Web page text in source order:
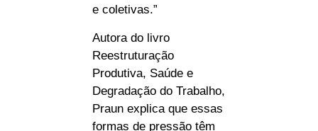
e coletivas.”
Autora do livro
Reestruturação
Produtiva, Saúde e
Degradação do Trabalho,
Praun explica que essas
formas de pressão têm